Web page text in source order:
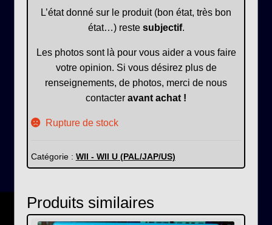
L’état donné sur le produit (bon état, très bon
état…) reste subjectif.
Les photos sont là pour vous aider a vous faire
votre opinion. Si vous désirez plus de
renseignements, de photos, merci de nous
contacter avant achat !
Rupture de stock
Catégorie : WII - WII U (PAL/JAP/US)
Produits similaires